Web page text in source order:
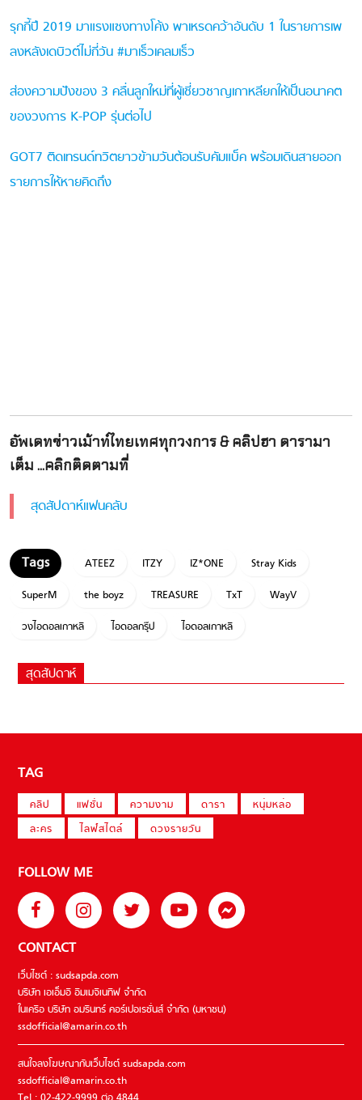
รุกกี้ปี 2019 มาแรงแซงทางโค้ง พาเหรดคว้าอันดับ 1 ในรายการเพ
ลงหลังเดบิวต์ไม่กี่วัน #มาเร็วเคลมเร็ว
ส่องความปังของ 3 คลื่นลูกใหม่ที่ผู้เชี่ยวชาญเกาหลียกให้เป็นอนาคต
ของวงการ K-POP รุ่นต่อไป
GOT7 ติดเทรนด์ทวิตยาวข้ามวันต้อนรับคัมแบ็ค พร้อมเดินสายออก
รายการให้หายคิดถึง
อัพเดทข่าวเม้าท์ไทยเทศทุกวงการ & คลิปฮา ดารามา
เต็ม ...คลิกติดตามที่
สุดสัปดาห์แฟนคลับ
ATEEZ ITZY IZ*ONE
Stray Kids
SuperM
the boyz TREASURE TxT
WayV
วงไอดอลเกาหลี
ไอดอลกรุ๊ป ไอดอลเกาหลี
สุดสัปดาห์
TAG
คลิป แฟชั่น ความงาม ดารา
หนุ่มหล่อ
ละคร
ไลฟ์สไตล์ ดวงรายวัน
FOLLOW ME
CONTACT
เว็บไซต์ : sudsapda.com
บริษัท เอเอ็มอี อิมเมจิเนทีฟ จำกัด
ในเครือ บริษัท อมรินทร์ คอร์เปอเรชั่นส์ จำกัด (มหาชน)
ssdofficial@amarin.co.th
สนใจลงโฆษณากับเว็บไซต์ sudsapda.com
ssdofficial@amarin.co.th